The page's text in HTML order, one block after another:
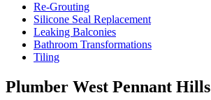
Re-Grouting
Silicone Seal Replacement
Leaking Balconies
Bathroom Transformations
Tiling
Plumber West Pennant Hills